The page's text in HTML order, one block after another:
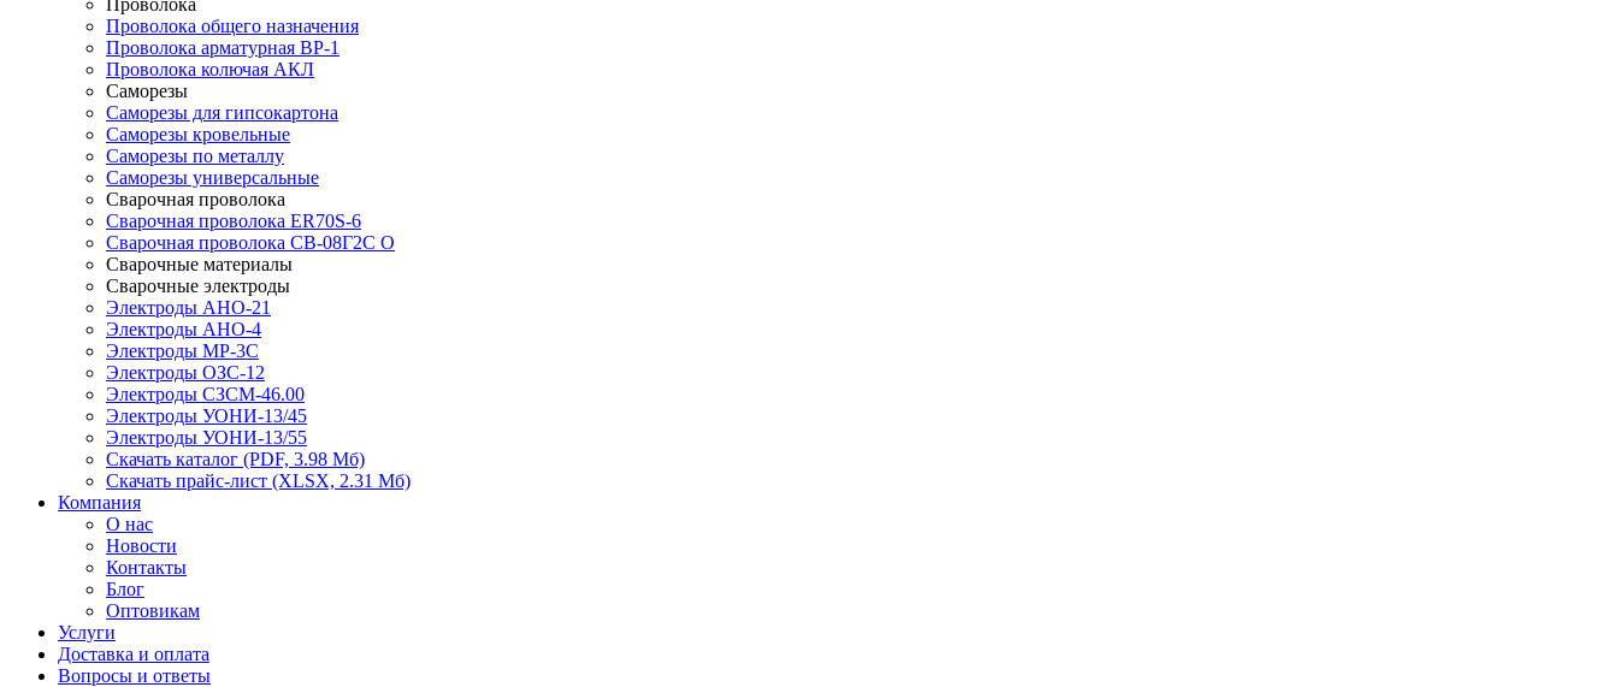
Проволока
Проволока общего назначения
Проволока арматурная ВР-1
Проволока колючая АКЛ
Саморезы
Саморезы для гипсокартона
Саморезы кровельные
Саморезы по металлу
Саморезы универсальные
Сварочная проволока
Сварочная проволока ER70S-6
Сварочная проволока СВ-08Г2С О
Сварочные материалы
Сварочные электроды
Электроды АНО-21
Электроды АНО-4
Электроды МР-3С
Электроды ОЗС-12
Электроды СЗСМ-46.00
Электроды УОНИ-13/45
Электроды УОНИ-13/55
Скачать каталог (PDF, 3.98 Мб)
Скачать прайс-лист (XLSX, 2.31 Мб)
Компания
О нас
Новости
Контакты
Блог
Оптовикам
Услуги
Доставка и оплата
Вопросы и ответы